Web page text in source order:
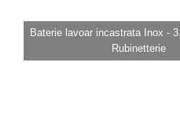
Baterie lavoar incastrata Inox -
Rubinetterie